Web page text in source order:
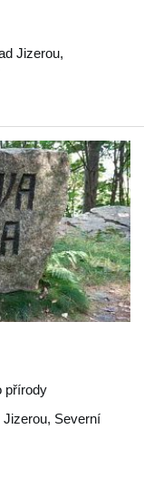
Jizerou,
přírody
Jizerou, Severní